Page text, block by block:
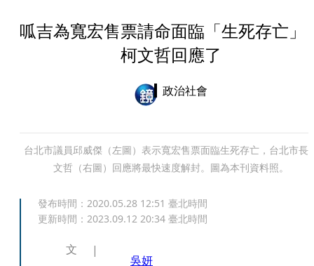
呱吉為寬宏售票請命面臨「生死存亡
柯文哲回應了
政治社會
台北市議員邱威傑（左圖）表示寬宏售票面臨生死存亡，台北市長
文哲（右圖）回應將最快速度解封。圖為本刊資料照。
發布時間： 2020.05.28 12:51 臺北時間
更新時間： 2023.09.12 20:34 臺北時間
文
吳妍